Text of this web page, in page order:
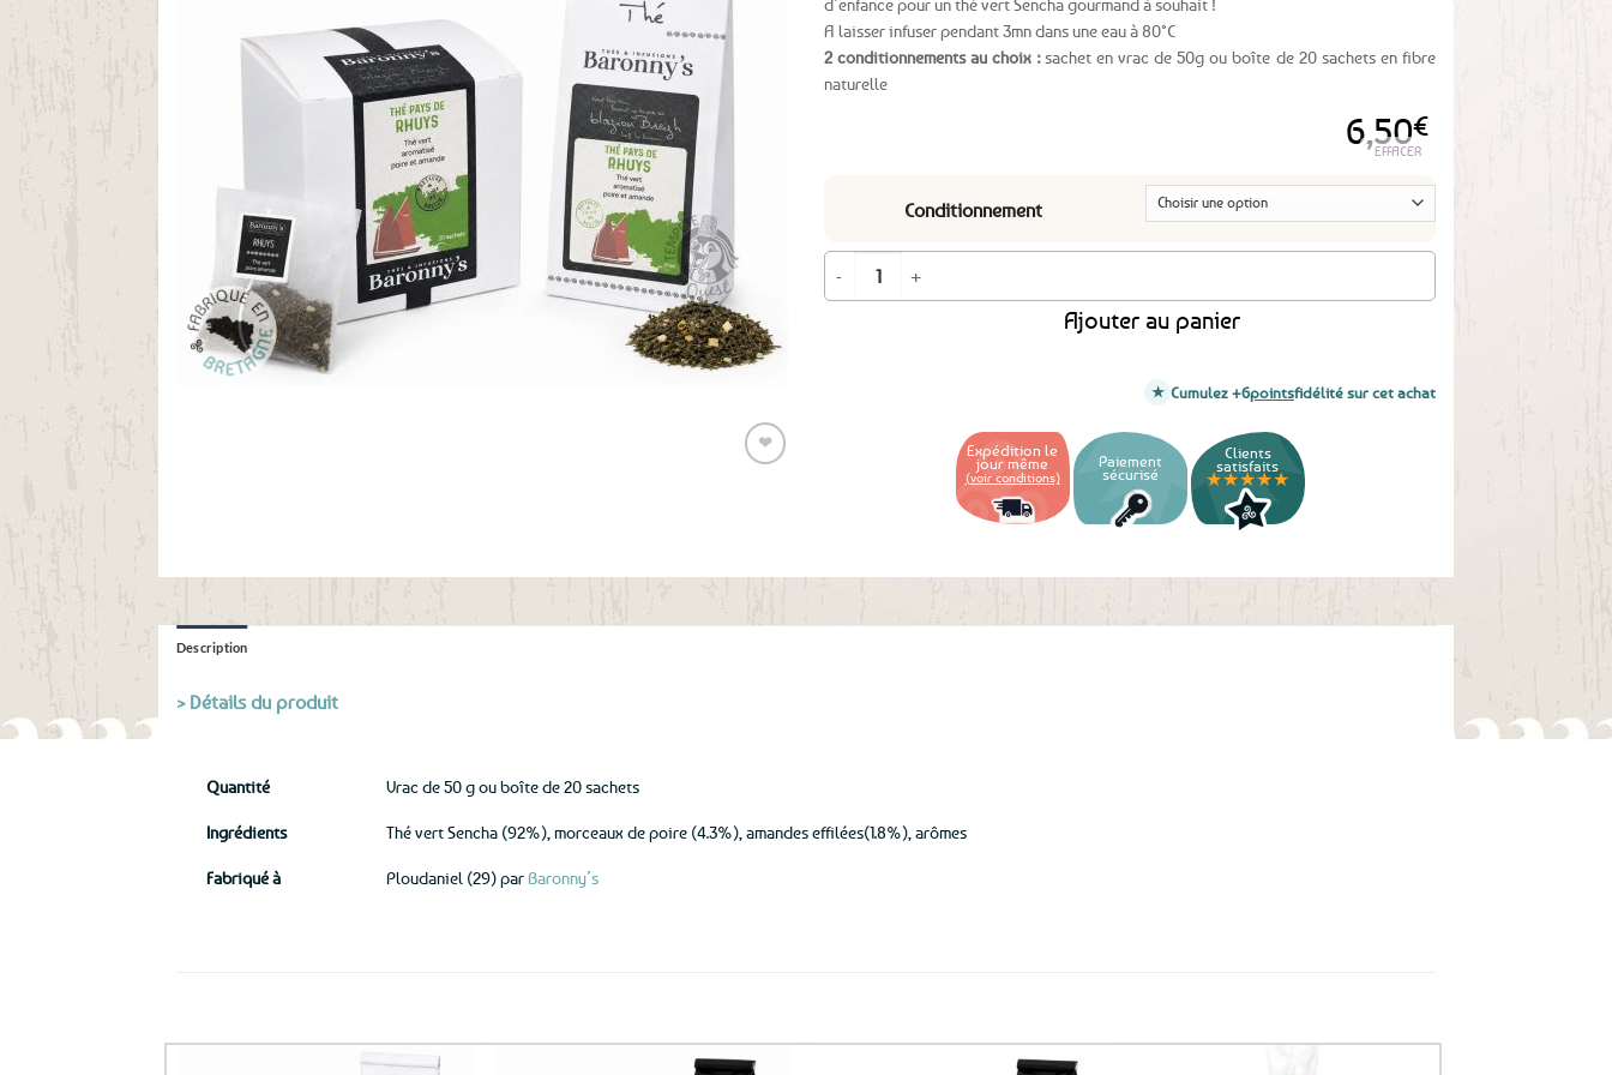
Ajouter
❤
d’enfance pour un thé vert Sencha gourmand à souhait !
A laisser infuser pendant 3mn dans une eau à 80°C
2 conditionnements au choix :sachet en vrac de 50g ou boîte de 20 sachets en fibre
naturelle
6,50€
Conditionnement
EFFACER
quantité de Thé vert poire et amande - Pays de Rhuys Baronny’s
Ajouter au panier
Cumulez +6pointsfidélité sur cet achat
Expédition le
jour même
(voir conditions)
Paiement
sécurisé
Clients
satisfaits
★★★★★
Description
> Détails du produit
Quantité Vrac de 50 g ou boîte de 20 sachets
Ingrédients Thé vert Sencha (92%), morceaux de poire (4.3%), amandes effilées(1.8%), arômes
Fabriqué à Ploudaniel (29) par Baronny’s